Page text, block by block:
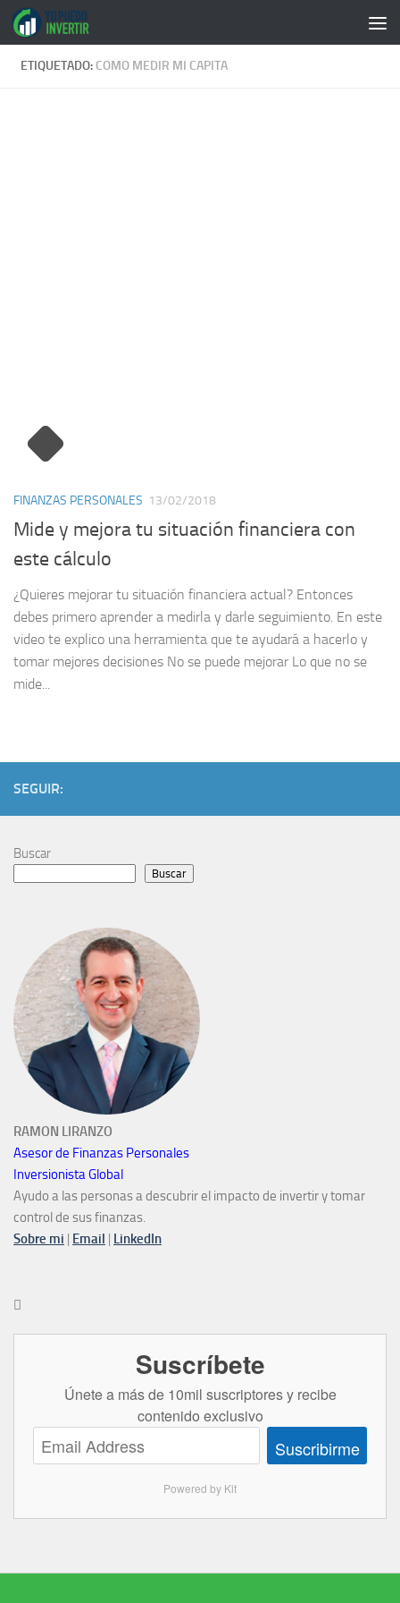
Saltar al contenido
ETIQUETADO: COMO MEDIR MI CAPITA
FINANZAS PERSONALES 13/02/2018
Mide y mejora tu situación financiera con
este cálculo
¿Quieres mejorar tu situación financiera actual? Entonces
debes primero aprender a medirla y darle seguimiento. En este
video te explico una herramienta que te ayudará a hacerlo y
tomar mejores decisiones No se puede mejorar Lo que no se
mide...
SEGUIR:
Buscar
Buscar
RAMON LIRANZO
Asesor de Finanzas Personales
Inversionista Global
Ayudo a las personas a descubrir el impacto de invertir y tomar
control de sus finanzas.
Sobre mi | Email | LinkedIn

Suscríbete
Únete a más de 10mil suscriptores y recibe
contenido exclusivo
Suscribirme
Powered by Kit